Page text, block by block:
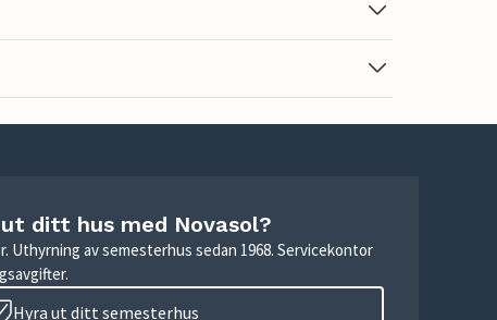
ditt hus med Novasol?
Uthyrning av semesterhus sedan 1968. Servicekontor
Hyra ut ditt semesterhus